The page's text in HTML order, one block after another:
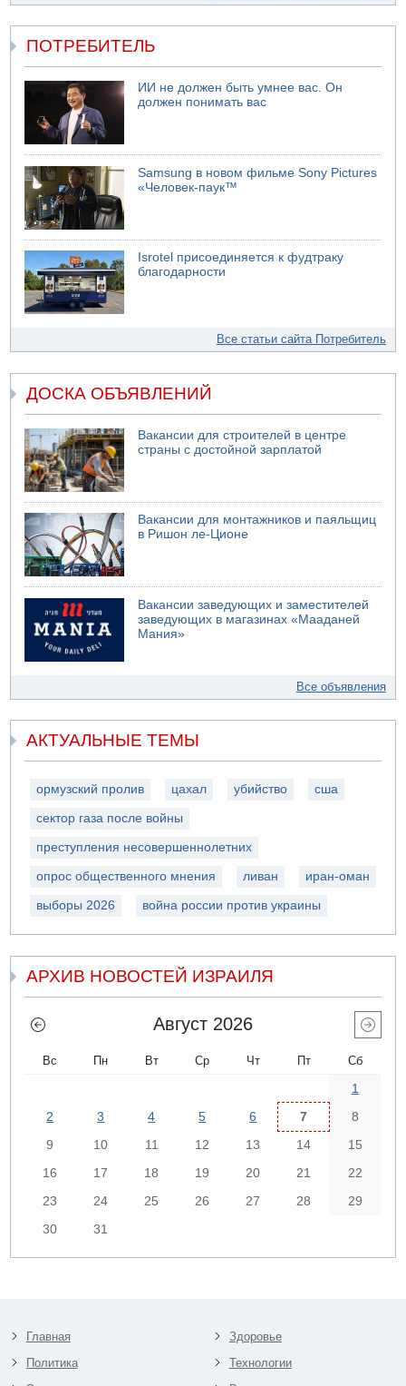
ПОТРЕБИТЕЛЬ
ИИ не должен быть умнее вас. Он
должен понимать вас
Samsung в новом фильме Sony Pictures
«Человек-паук™
Isrotel присоединяется к фудтраку
благодарности
Все статьи сайта Потребитель
ДОСКА ОБЪЯВЛЕНИЙ
Вакансии для строителей в центре
страны с достойной зарплатой
Вакансии для монтажников и паяльщиц
в Ришон ле-Ционе
Вакансии заведующих и заместителей
заведующих в магазинах «Мааданей
Мания»
Все объявления
АКТУАЛЬНЫЕ ТЕМЫ
ормузский пролив цахал убийство сша
сектор газа после войны
преступления несовершеннолетних
опрос общественного мнения ливан иран-оман
выборы 2026 война россии против украины
АРХИВ НОВОСТЕЙ ИЗРАИЛЯ
Август 2026
Вс Пн Вт Ср Чт Пт Сб
1
2
3 4 5 6 7
8
9
10 11 12 13 14
15
16
17 18 19 20 21
22
23
24 25 26 27 28
29
30
31
Главная
Политика
Здоровье
Технологии